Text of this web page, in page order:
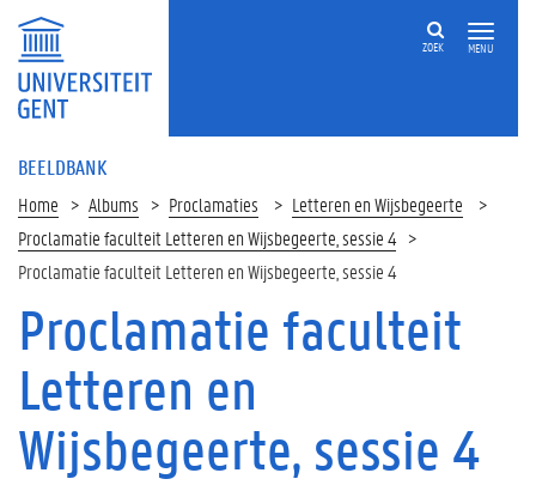
MENU
ZOEK
BEELDBANK
Home Albums Proclamaties
Letteren en Wijsbegeerte
Proclamatie faculteit Letteren en Wijsbegeerte, sessie 4
Proclamatie faculteit Letteren en Wijsbegeerte, sessie 4
Proclamatie faculteit
Letteren en
Wijsbegeerte, sessie 4